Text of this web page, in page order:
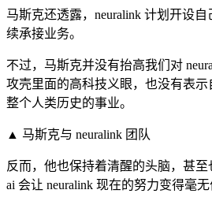
马斯克还透露，neuralink 计划开设
续承接业务。
不过，马斯克并没有抬高我们对
攻壳里面的高科技义眼，也没有表
整个人类历史的事业。
▲ 马斯克与 neuralink 团队
反而，他也保持着清醒的头脑，甚
ai 会让 neuralink 现在的努力变得毫无